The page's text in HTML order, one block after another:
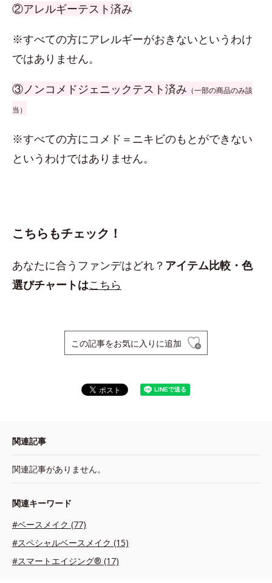
②アレルギーテスト済み
※すべての方にアレルギーがおきないというわけ
ではありません。
③ノンコメドジェニックテスト済み （一部の商品のみ該
当）
※すべての方にコメド＝ニキビのもとができない
というわけではありません。
こちらもチェック！
あなたに合うファンデはどれ？ アイテム比較・色
選びチャートはこちら
この記事をお気に入りに追加
関連記事
関連記事がありません。
関連キーワード
#ベースメイク (77)
#スペシャルベースメイク (15)
#スマートエイジング® (17)